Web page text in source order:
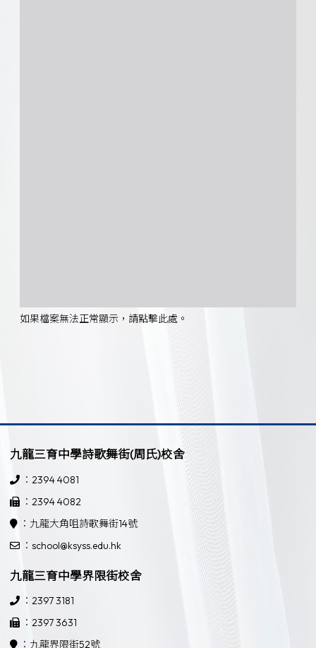
如果檔案無法正常顯示，請點擊此處。
九龍三育中學詩歌舞街(周氏)校舍
：2394 4081
：2394 4082
：九龍大角咀詩歌舞街14號
：school@ksyss.edu.hk
九龍三育中學界限街校舍
：2397 3181
：2397 3631
：九龍界限街52號